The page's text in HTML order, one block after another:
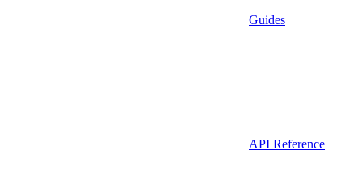
Guides
API Reference